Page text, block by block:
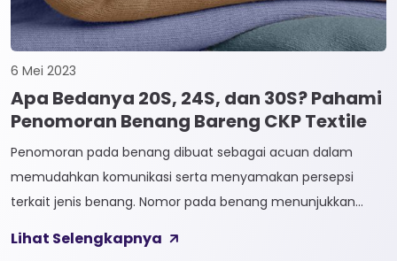
6 Mei 2023
Apa Bedanya 20S, 24S, dan 30S? Pahami
Penomoran Benang Bareng CKP Textile
Penomoran pada benang dibuat sebagai acuan dalam
memudahkan komunikasi serta menyamakan persepsi
terkait jenis benang. Nomor pada benang menunjukkan
penomoran sendiri terbagi menjadi dua, Tidak Langsung dan
Lihat Selengkapnya